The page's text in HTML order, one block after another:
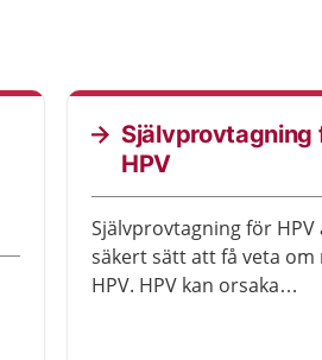
Självprovtagning
HPV
Självprovtagning för
säkert sätt att få veta om
HPV. HPV kan orsaka